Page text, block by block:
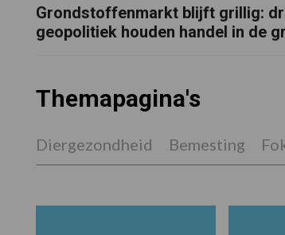
Grondstoffenmarkt blijft grillig:
geopolitiek houden handel in de
Themapagina's
Diergezondheid Bemesting